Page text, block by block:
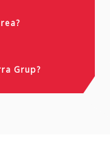
Grup?